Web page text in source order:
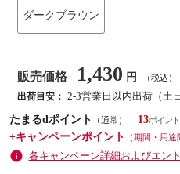
ダークブラウン
販売価格 1,430 円 （税込）
出荷目安： 2-3営業日以内出荷（土
たまるdポイント
（通常）
13
+キャンペーンポイント
（期間・用途
各キャンペーン詳細およびエン